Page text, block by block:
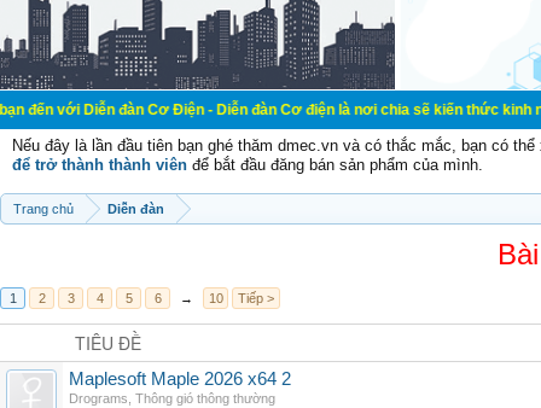
đàn Cơ Điện - Diễn đàn Cơ điện là nơi chia sẽ kiến thức kinh nghiệm
Nếu đây là lần đầu tiên bạn ghé thăm dmec.vn và có thắc mắc, bạn có
để trở thành thành viên để bắt đầu đăng bán sản phẩm của mình.
Trang chủ Diễn đàn
1 2 3 4 5 6 → 10 Tiếp >
TIÊU ĐỀ
Maplesoft Maple 2026 x64 2
Drograms Thông gió thông thường